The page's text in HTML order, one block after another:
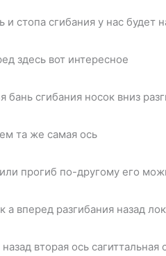
и стопа сгибания у нас будет
здесь вот интересное
сгибания носок вниз
та же самая ось
прогиб по-другому его
а вперед разгибания назад
вторая ось сагиттальная